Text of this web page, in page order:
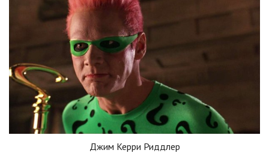
Джим Керри Риддлер